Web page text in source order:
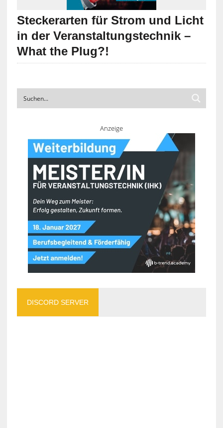
Steckerarten für Strom und Licht
in der Veranstaltungstechnik –
What the Plug?!
Anzeige
DISCORD SERVER